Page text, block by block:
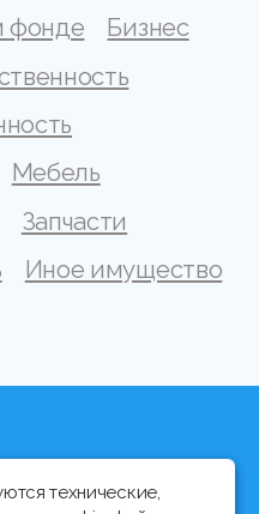
фонде
Бизнес
Мебель
Запчасти
Иное имущество
технические,